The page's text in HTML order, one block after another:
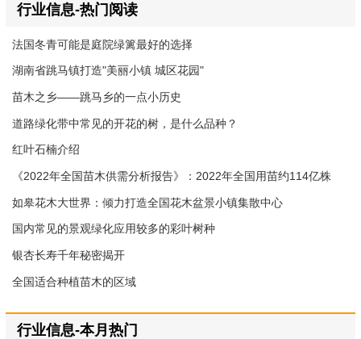
行业信息-热门阅读
法国冬青可能是庭院绿篱最好的选择
湖南省跳马镇打造"美丽小镇 城区花园"
苗木之乡——跳马乡的一点小历史
道路绿化带中常见的开花的树，是什么品种？
红叶石楠介绍
《2022年全国苗木供需分析报告》：2022年全国用苗约114亿株
如皋花木大世界：倾力打造全国花木盆景小镇集散中心
国内常见的景观绿化应用较多的彩叶树种
银杏长寿千年秘密揭开
全国适合种植苗木的区域
行业信息-本月热门